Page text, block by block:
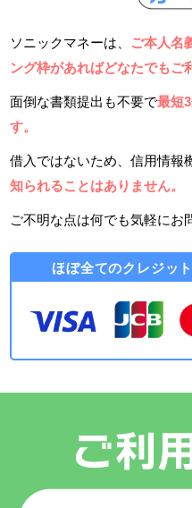
ソニックマネーは、 ご本人名
ング枠があればどなたでもご
面倒な書類提出も不要で最短
す。
借入ではないため、信用情報
知られることはありません。
ご不明な点は何でも気軽にお
ほぼ全てのクレジッ